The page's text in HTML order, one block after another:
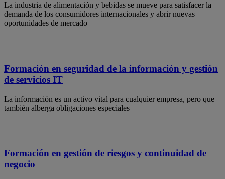
La industria de alimentación y bebidas se mueve para satisfacer la
demanda de los consumidores internacionales y abrir nuevas
oportunidades de mercado
Formación en seguridad de la información y gestión
de servicios IT
La información es un activo vital para cualquier empresa, pero que
también alberga obligaciones especiales
Formación en gestión de riesgos y continuidad de
negocio